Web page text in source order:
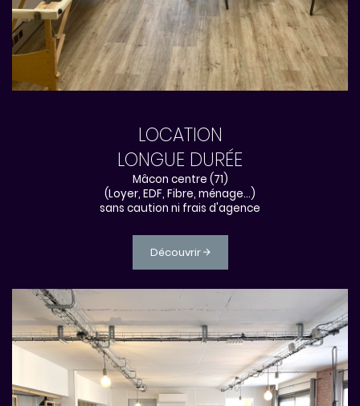
LOCATION
LONGUE DURÉE
Mâcon centre (71)
(Loyer, EDF, Fibre, ménage…)
sans caution ni frais d'agence
Découvrir